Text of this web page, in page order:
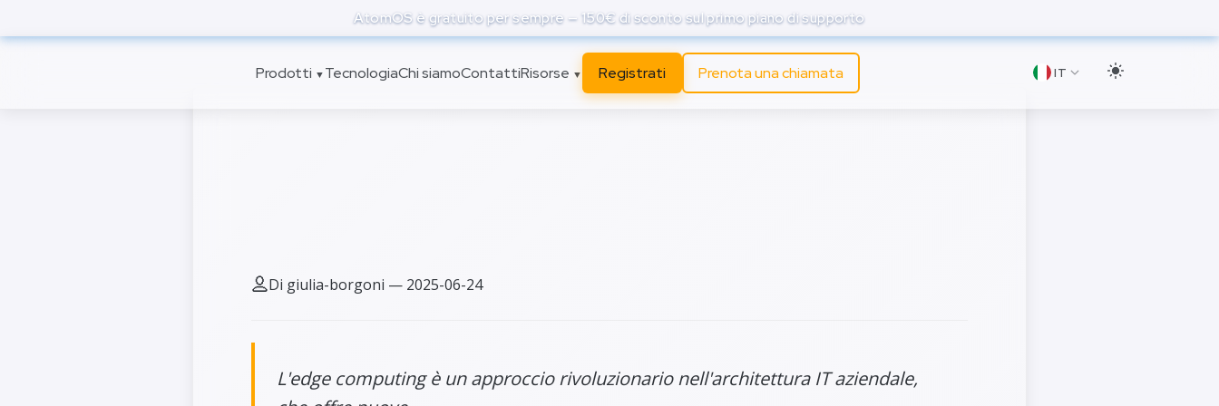
AtomOS è gratuito per sempre — 150€ di sconto sul primo piano di supporto
Prodotti ▼ TecnologiaChi siamoContattiRisorse ▼ Registrati Prenota una chiamata IT
Di giulia-borgoni — 2025-06-24
L'edge computing è un approccio rivoluzionario nell'architettura IT aziendale,